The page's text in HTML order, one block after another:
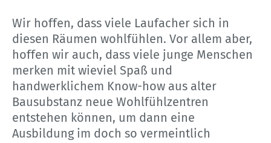
Wir hoffen, dass viele Laufacher sich in
diesen Räumen wohlfühlen. Vor allem aber,
hoffen wir auch, dass viele junge Menschen
merken mit wieviel Spaß und
handwerklichem Know-how aus alter
Bausubstanz neue Wohlfühlzentren
entstehen können, um dann eine
Ausbildung im doch so vermeintlich